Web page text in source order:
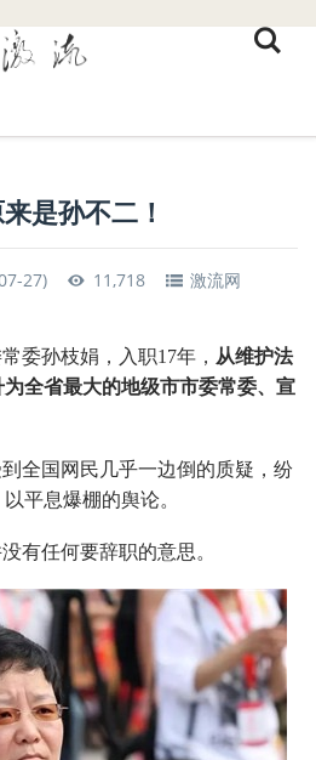
是孙不二！
27) 11,718
激流网
委孙枝娟，入职17年， 从维护法
全省最大的地级市市委常委、宣
全国网民几乎一边倒的质疑，纷
平息爆棚的舆论。
有任何要辞职的意思。